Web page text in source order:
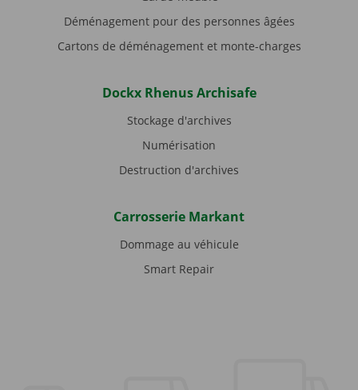
Déménagement pour des personnes âgées
Cartons de déménagement et monte-charges
Dockx Rhenus Archisafe
Stockage d'archives
Numérisation
Destruction d'archives
Carrosserie Markant
Dommage au véhicule
Smart Repair